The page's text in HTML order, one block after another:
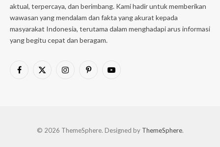
aktual, terpercaya, dan berimbang. Kami hadir untuk memberikan
wawasan yang mendalam dan fakta yang akurat kepada
masyarakat Indonesia, terutama dalam menghadapi arus informasi
yang begitu cepat dan beragam.
Facebook
X
InstagramPinterestYouTube
© 2026 ThemeSphere. Designed by ThemeSphere.